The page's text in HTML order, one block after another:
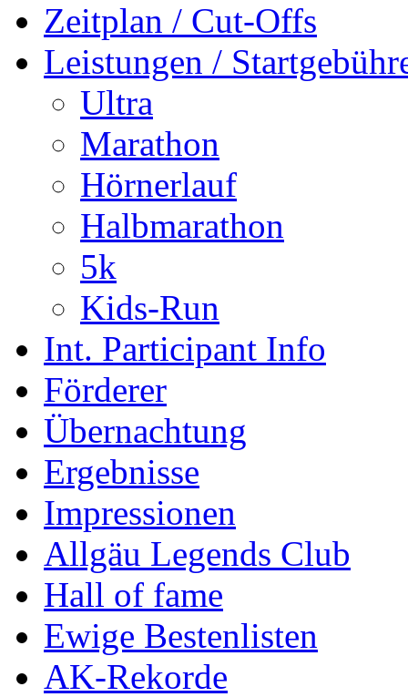
Zeitplan / Cut-Offs
Leistungen /
Ultra
Marathon
Hörnerlauf
Halbmarathon
5k
Kids-Run
Int. Participant Info
Förderer
Übernachtung
Ergebnisse
Impressionen
Allgäu Legends Club
Hall of fame
Ewige Bestenlisten
AK-Rekorde